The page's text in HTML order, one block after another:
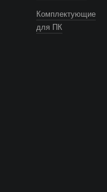
Комплектующие
для ПК